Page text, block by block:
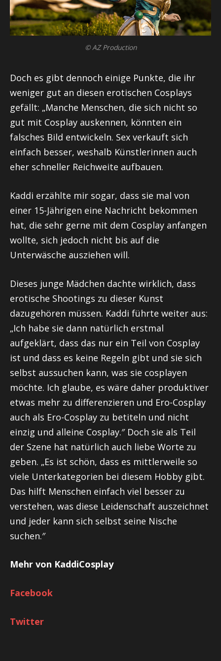
© AZ Production
Doch es gibt dennoch einige Punkte, die ihr
weniger gut an diesen erotischen Cosplays
gefällt: „Manche Menschen, die sich nicht so
gut mit Cosplay auskennen, könnten ein
falsches Bild entwickeln. Sex verkauft sich
einfach besser, weshalb Künstlerinnen auch
eher schneller Reichweite aufbauen.
Kaddi erzählte mir sogar, dass sie mal von
einer 15-Jährigen eine Nachricht bekommen
hat, die sehr gerne mit dem Cosplay anfangen
wollte, sich jedoch nicht bis auf die
Unterwäsche ausziehen will.
Dieses junge Mädchen dachte wirklich, dass
erotische Shootings zu dieser Kunst
dazugehören müssen. Kaddi führte weiter aus:
„Ich habe sie dann natürlich erstmal
aufgeklärt, dass das nur ein Teil von Cosplay
ist und dass es keine Regeln gibt und sie sich
selbst aussuchen kann, was sie cosplayen
möchte. Ich glaube, es wäre daher produktiver
etwas mehr zu differenzieren und Ero-Cosplay
auch als Ero-Cosplay zu betiteln und nicht
einzig und alleine Cosplay.″ Doch sie als Teil
der Szene hat natürlich auch liebe Worte zu
geben. „Es ist schön, dass es mittlerweile so
viele Unterkategorien bei diesem Hobby gibt.
Das hilft Menschen einfach viel besser zu
verstehen, was diese Leidenschaft auszeichnet
und jeder kann sich selbst seine Nische
suchen.″
Mehr von KaddiCosplay
Facebook
Twitter